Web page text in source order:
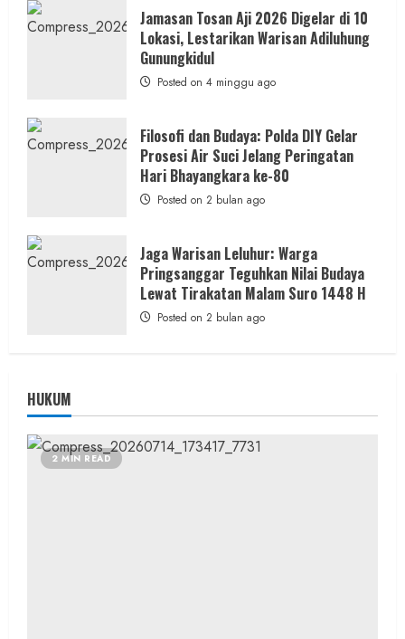
Hayuning
BawonoJamasan Tosan Aji 2026 Digelar di 10
Lokasi, Lestarikan Warisan Adiluhung
Gunungkidul
Posted on 4 minggu ago
Filosofi dan Budaya: Polda DIY Gelar
Prosesi Air Suci Jelang Peringatan
Hari Bhayangkara ke-80
Posted on 2 bulan ago
Jaga Warisan Leluhur: Warga
Pringsanggar Teguhkan Nilai Budaya
Lewat Tirakatan Malam Suro 1448 H
Posted on 2 bulan ago
HUKUM
2 MIN READ